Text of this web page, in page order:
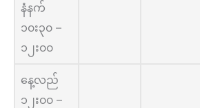
နံနက်
၁၀း၃၀ –
၁၂း၀၀
နေ့လည်
၁၂း၀၀ –